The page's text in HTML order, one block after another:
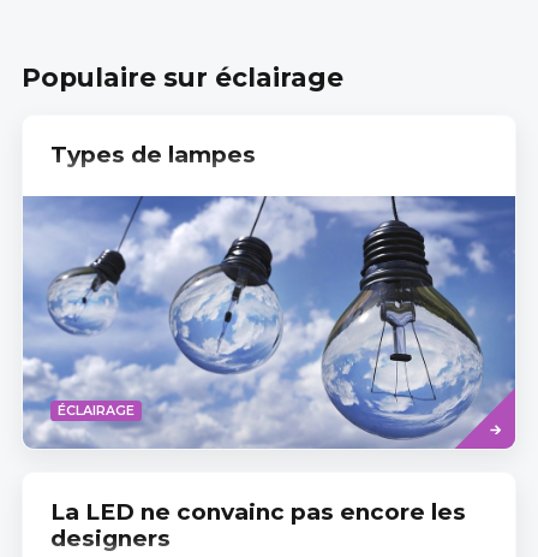
Populaire sur éclairage
Types de lampes
ÉCLAIRAGE
Read
more
La LED ne convainc pas encore les
designers